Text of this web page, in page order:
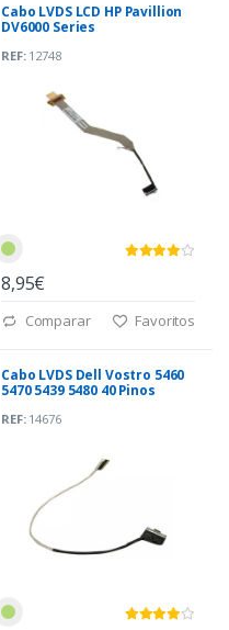
Cabo LVDS LCD HP Pavillion
DV6000 Series
REF:12748
8,95€
Comparar Favoritos
Cabo LVDS Dell Vostro 5460
5470 5439 5480 40 Pinos
REF:14676